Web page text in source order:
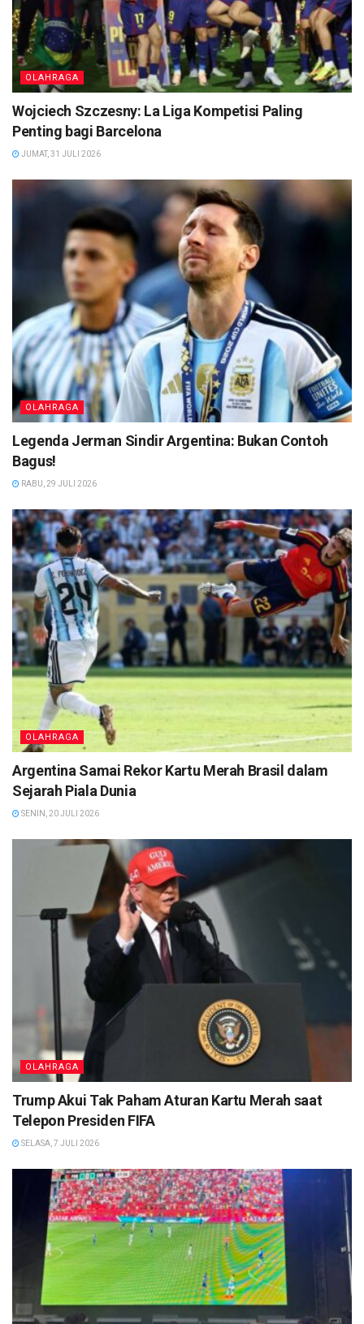
OLAHRAGA
Wojciech Szczesny: La Liga Kompetisi Paling
Penting bagi Barcelona
JUMAT, 31 JULI 2026
OLAHRAGA
Legenda Jerman Sindir Argentina: Bukan Contoh
Bagus!
RABU, 29 JULI 2026
OLAHRAGA
Argentina Samai Rekor Kartu Merah Brasil dalam
Sejarah Piala Dunia
SENIN, 20 JULI 2026
OLAHRAGA
Trump Akui Tak Paham Aturan Kartu Merah saat
Telepon Presiden FIFA
SELASA, 7 JULI 2026